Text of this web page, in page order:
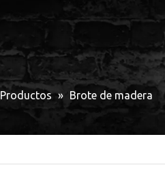
Productos » Brote de madera